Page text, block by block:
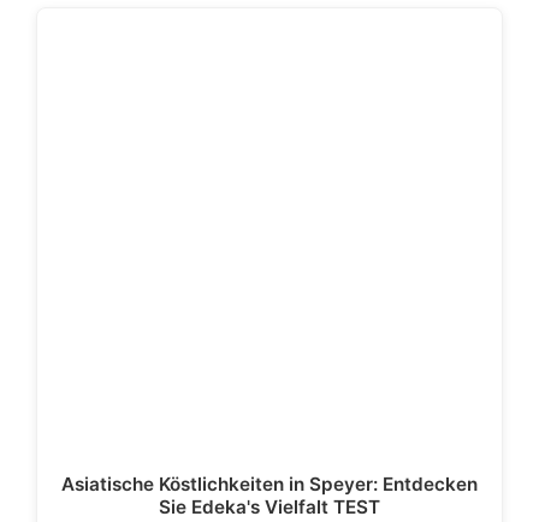
Asiatische Köstlichkeiten in Speyer: Entdecken
Sie Edeka's Vielfalt TEST